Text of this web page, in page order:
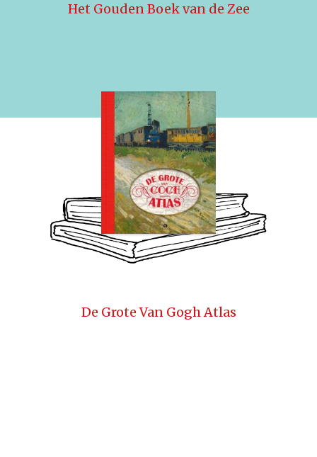
Het Gouden Boek van de Zee
De Grote Van Gogh Atlas